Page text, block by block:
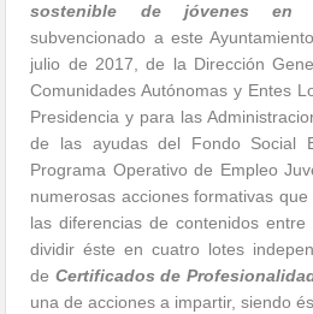
sostenible de jóvenes en
subvencionado a este
julio de 2017, de la Dirección
Comunidades Autónomas y Entes
Presidencia y para las
de las ayudas del Fondo Social
Programa Operativo de Empleo
numerosas acciones formativas
las diferencias de contenidos
dividir éste en cuatro lotes
de Certificados de
una de acciones a impartir, siendo